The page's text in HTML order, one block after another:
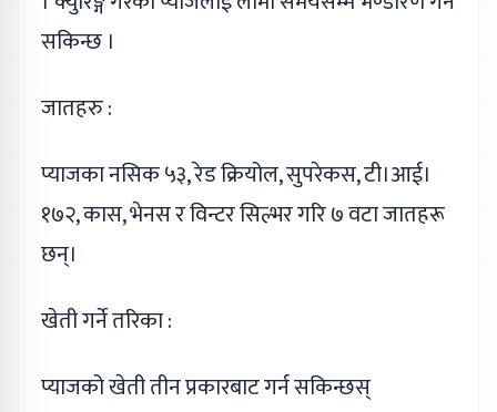
सकिन्छ ।
जातहरु :
प्याजका नसिक ५३, रेड क्रियोल, सुपरेकस, टी।आई।
१७२, कास, भेनस र विन्टर सिल्भर गरि ७ वटा जातहरू
छन्।
खेती गर्ने तरिका :
प्याजको खेती तीन प्रकारबाट गर्न सकिन्छस्